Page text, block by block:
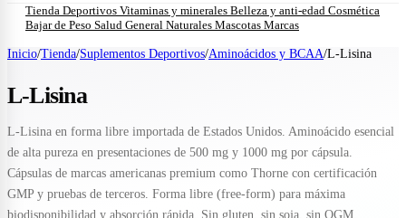
Tienda Deportivos Vitaminas y minerales Belleza y anti-edad Cosmética
Bajar de Peso Salud General Naturales Mascotas Marcas
Inicio/Tienda/Suplementos Deportivos/Aminoácidos y BCAA/L-Lisina
L-Lisina
L-Lisina en forma libre importada de Estados Unidos. Aminoácido esencial
de alta pureza en presentaciones de 500 mg y 1000 mg por cápsula.
Cápsulas de marcas americanas premium como Thorne con certificación
GMP y pruebas de terceros. Forma libre (free-form) para máxima
biodisponibilidad y absorción rápida. Sin gluten, sin soja, sin OGM.